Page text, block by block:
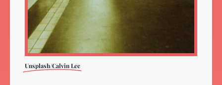
Unsplash/Calvin Lee